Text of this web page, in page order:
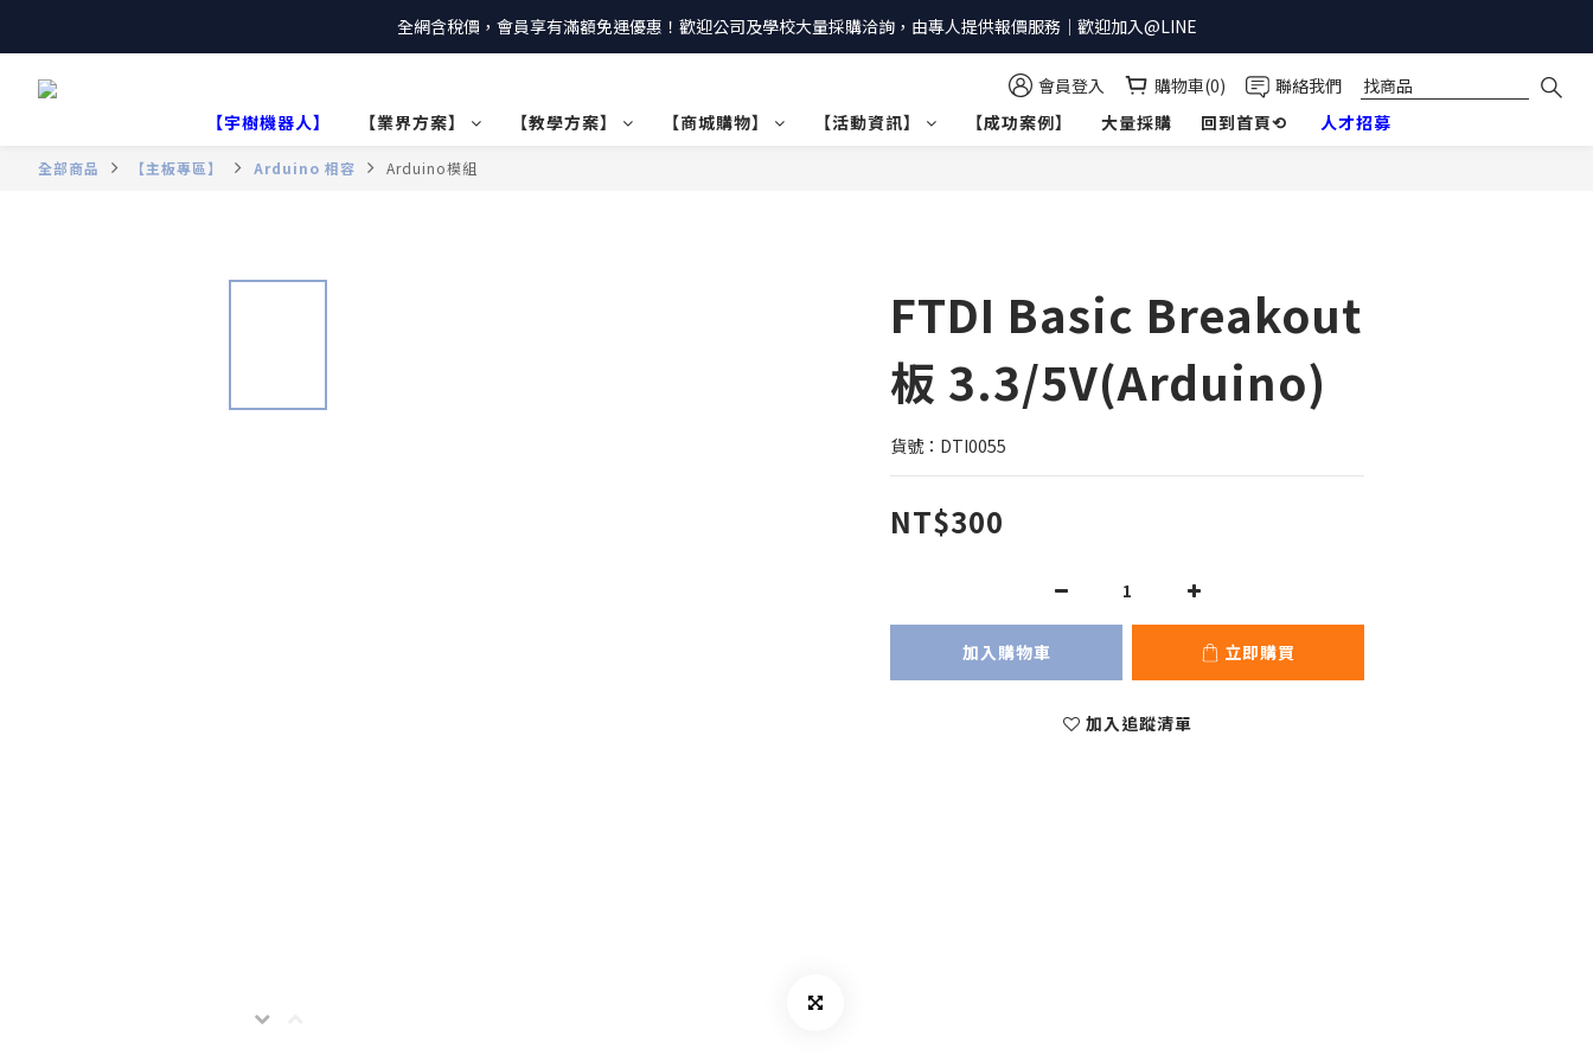
全網含稅價，會員享有滿額免運優惠！歡迎公司及學校大量採購洽詢，由專人提供報價服務｜歡迎加入@LINE
會員登入 購物車(0)
聯絡我們
【宇樹機器人】
【業界方案】 【教學方案】 【商城購物】 【活動資訊】 【成功案例】 大量採購 回到首頁⟲ 人才招募
全部商品 【主板專區】 Arduino 相容 Arduino模組
FTDI Basic Breakout
板 3.3/5V(Arduino)
貨號：DTI0055
NT$300
加入購物車 立即購買
加入追蹤清單